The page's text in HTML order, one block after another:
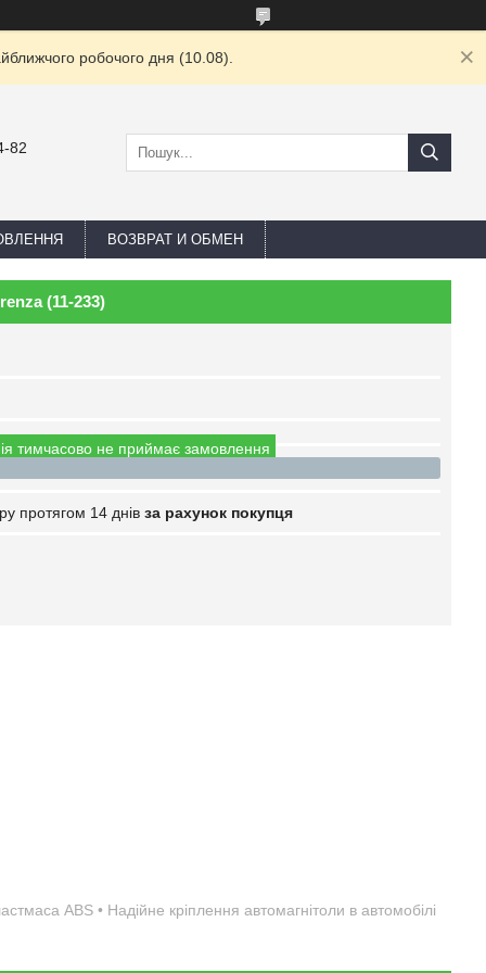
робочого дня (10.08).
82
ВОЗВРАТ И ОБМЕН
(11-233)
тимчасово не приймає замовлення
протягом 14 днів за рахунок покупця
ABS • Надійне кріплення автомагнітоли в автомобілі